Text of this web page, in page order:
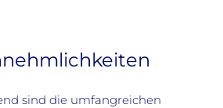
sind die umfangreichen